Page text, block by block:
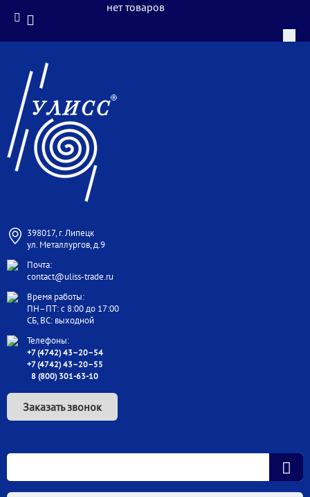
398017, г. Липецк
ул. Металлургов, д.9
Почта:
contact@uliss-trade.ru
Время работы:
ПН–ПТ: с 8:00 до 17:00
СБ, ВС: выходной
Телефоны:
+7 (4742) 43–20–54
+7 (4742) 43–20–55
8 (800) 301-63-10
Заказать звонок
нет товаров